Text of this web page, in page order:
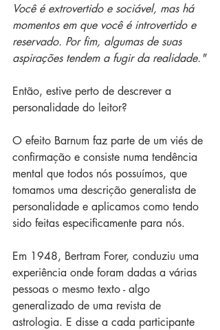
Você é extrovertido e sociável, mas há
momentos em que você é introvertido e
reservado. Por fim, algumas de suas
aspirações tendem a fugir da realidade."
Então, estive perto de descrever a
personalidade do leitor?
O efeito Barnum faz parte de um viés de
confirmação e consiste numa tendência
mental que todos nós possuímos, que
tomamos uma descrição generalista de
personalidade e aplicamos como tendo
sido feitas especificamente para nós.
Em 1948, Bertram Forer, conduziu uma
experiência onde foram dadas a várias
pessoas o mesmo texto - algo
generalizado de uma revista de
astrologia. E disse a cada participante